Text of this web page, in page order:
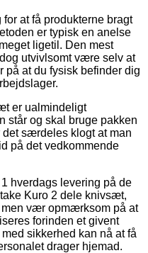
at få produkterne bragt
er typisk en anelse
ligetil. Den mest
utvivlsomt være selv at
på at du fysisk befinder dig
er ualmindeligt
står og skal bruge pakken
særdeles klogt at man
på det vedkommende
hverdags levering på de
Kuro 2 dele knivsæt,
men vær opmærksom på at
forinden et givent
sikkerhed kan nå at få
drager hjemad.